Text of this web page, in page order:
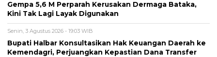
Gempa 5,6 M Perparah Kerusakan Dermaga Bataka,
Kini Tak Lagi Layak Digunakan
Senin, 3 Agustus 2026 - 19:03 WIB
Bupati Halbar Konsultasikan Hak Keuangan Daerah ke
Kemendagri, Perjuangkan Kepastian Dana Transfer